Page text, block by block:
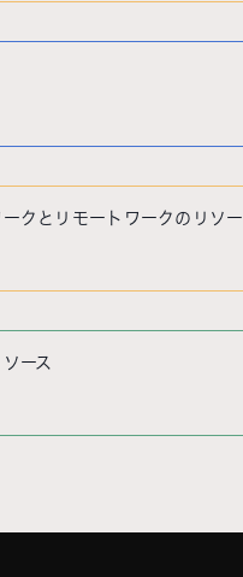
ークとリモートワークのリソー
ース